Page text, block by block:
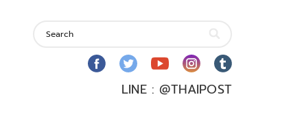
LINE : @THAIPOST